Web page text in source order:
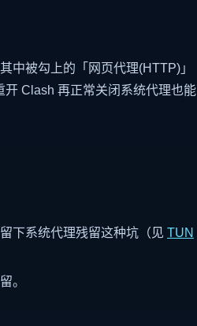
被勾上的「网页代理(HTTP)」
开 Clash 再正常关闭系统代理也能
下系统代理残留这种坑（见 TUN
。